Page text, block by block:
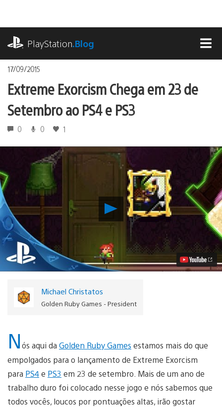
o
conteúdoPlayStation.Blog
17/09/2015
Extreme Exorcism Chega em 23 de
Setembro ao PS4 e PS3
0 0 1
Reproduzir
Extreme
Exorcism
23
de
Setembro
PS3
Michael Christatos
Golden Ruby Games - President
Nós aqui da Golden Ruby Games estamos mais do que
empolgados para o lançamento de Extreme Exorcism
para PS4e PS3 em 23 de setembro. Mais de um ano de
trabalho duro foi colocado nesse jogo e nós sabemos que
todos vocês, loucos por pontuações altas, irão gostar